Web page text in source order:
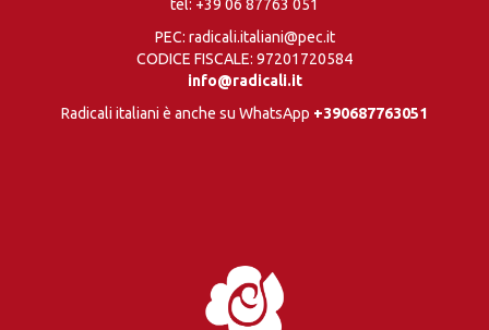
tel: +39 06 87763 051
PEC: radicali.italiani@pec.it
CODICE FISCALE: 97201720584
info@radicali.it
Radicali italiani è anche su WhatsApp +390687763051